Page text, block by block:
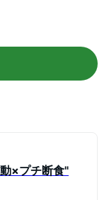
- 7才
×プチ断食"